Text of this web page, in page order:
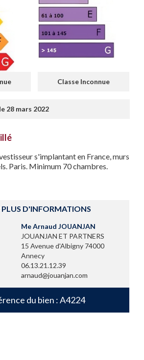
Classe Inconnue
28 mars 2022
s'implantant en France, murs
Paris. Minimum 70 chambres.
PLUS D'INFORMATIONS
Me Arnaud JOUANJAN
JOUANJAN ET PARTNERS
15 Avenue d'Albigny 74000
Annecy
06.13.21.12.39
arnaud@jouanjan.com
du bien : A4224